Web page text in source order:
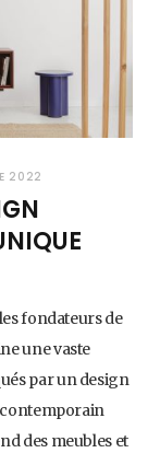
2022
fondateurs de
une vaste
par un design
des meubles et